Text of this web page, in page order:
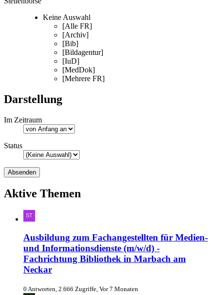
Keine Auswahl
[Alle FR]
[Archiv]
[Bib]
[Bildagentur]
[IuD]
[MedDok]
[Mehrere FR]
Darstellung
Im Zeitraum
Status
Aktive Themen
Ausbildung zum Fachangestellten für Medien-
und Informationsdienste (m/w/d) -
Fachrichtung Bibliothek in Marbach am
Neckar
0 Antworten, 2.666 Zugriffe, Vor 7 Monaten